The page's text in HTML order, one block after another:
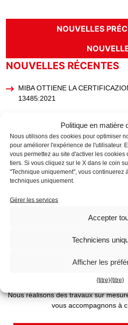
Politique en matière
Nous utilisons des cookies pour optimiser
pour améliorer l'expérience de l'utilisateur.
vous permettez au site d'activer les cookies
tiers. Si vous cliquez sur le X dans le coin
"Technique uniquement", vous continuerez
techniques uniquement.
Gérer les services
Accepter
Techniciens
Afficher les
{titre}{titre}
NOUVELLES
NOUVELLES RÉCENTES
MIBA OTTIENE LA
13485:2021
RÉPÉTABILITÉ AVEC MIBA
CATEGORIES
APPROFONDIMES
REMERCIEMENTS
QUEL EST
Nous réalisons des travaux sur
vous accompagnons à